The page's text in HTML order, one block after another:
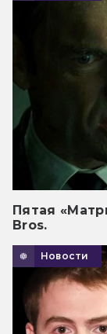
Пятая
Bros.
Новости